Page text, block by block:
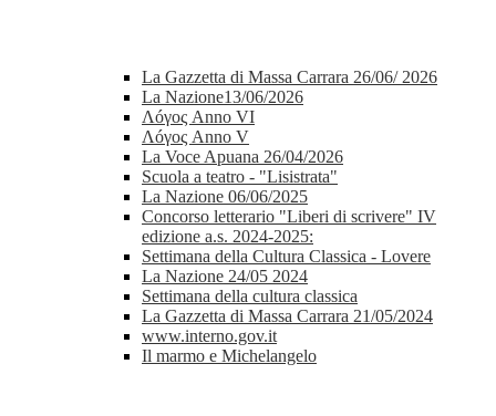
La Gazzetta di Massa Carrara 26/06/ 2026
La Nazione13/06/2026
Λóγος Anno VI
Λóγος Anno V
La Voce Apuana 26/04/2026
Scuola a teatro - "Lisistrata"
La Nazione 06/06/2025
Concorso letterario "Liberi di scrivere" IV
edizione a.s. 2024-2025:
Settimana della Cultura Classica - Lovere
La Nazione 24/05 2024
Settimana della cultura classica
La Gazzetta di Massa Carrara 21/05/2024
www.interno.gov.it
Il marmo e Michelangelo